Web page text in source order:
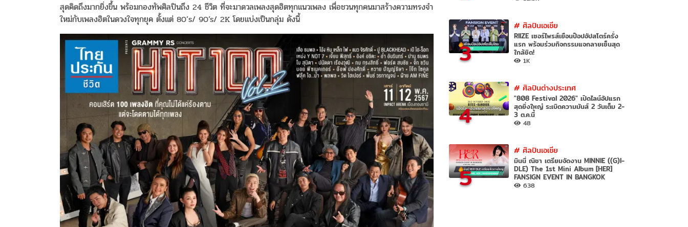
สุดคิดถึงมากยิ่งขึ้น พร้อมกองทัพศิลปินถึง 24 ชีวิต ที่จะมาดวลเพลงสุดฮิตทุกแนวเพลง เพื่อชวนทุกคนมาสร้างความทรงจำ
ใหม่กับเพลงฮิตในดวงใจทุกยุค ตั้งแต่ 80’s/ 90’s/ 2K โดยแบ่งเป็นกลุ่ม ดังนี้
3
# ศิลปินเอเชีย
RIIZE เซอร์ไพรส์เยือนป๊อปอัปสโตร์ครั้ง
แรก พร้อมร่วมกิจกรรมแจกลายเซ็นสุด
ใกล้ชิด!
1K
4
# ศิลปินต่างประเทศ
"808 Festival 2026" เปิดไลน์อัปแรก
สุดยิ่งใหญ่ ระเบิดความมันส์ 2 วันเต็ม 2-
3 ต.ค.นี้
48
5
# ศิลปินเอเชีย
มินนี่ ณิชา เตรียมจัดงาน MINNIE ((G)I-
DLE) The 1st Mini Album [HER]
FANSIGN EVENT IN BANGKOK
638